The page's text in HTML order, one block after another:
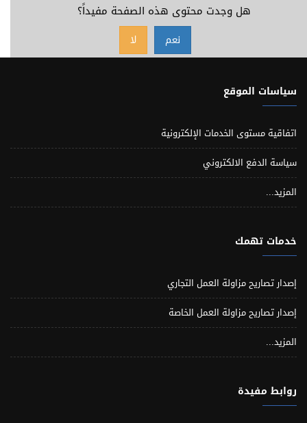
هل وجدت محتوى هذه الصفحة مفيداً؟
نعم لا
سياسات الموقع
اتفاقية مستوى الخدمات الإلكترونية
سياسة الدفع الالكتروني
المزيد...
خدمات تهمك
إصدار تصاريح مزاولة العمل التجاري
إصدار تصاريح مزاولة العمل الخاصة
المزيد...
روابط مفيدة